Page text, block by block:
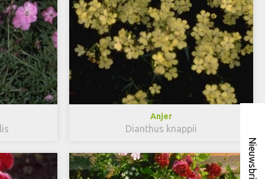
Anjer
Dianthus knappii
Nieuwsbrief